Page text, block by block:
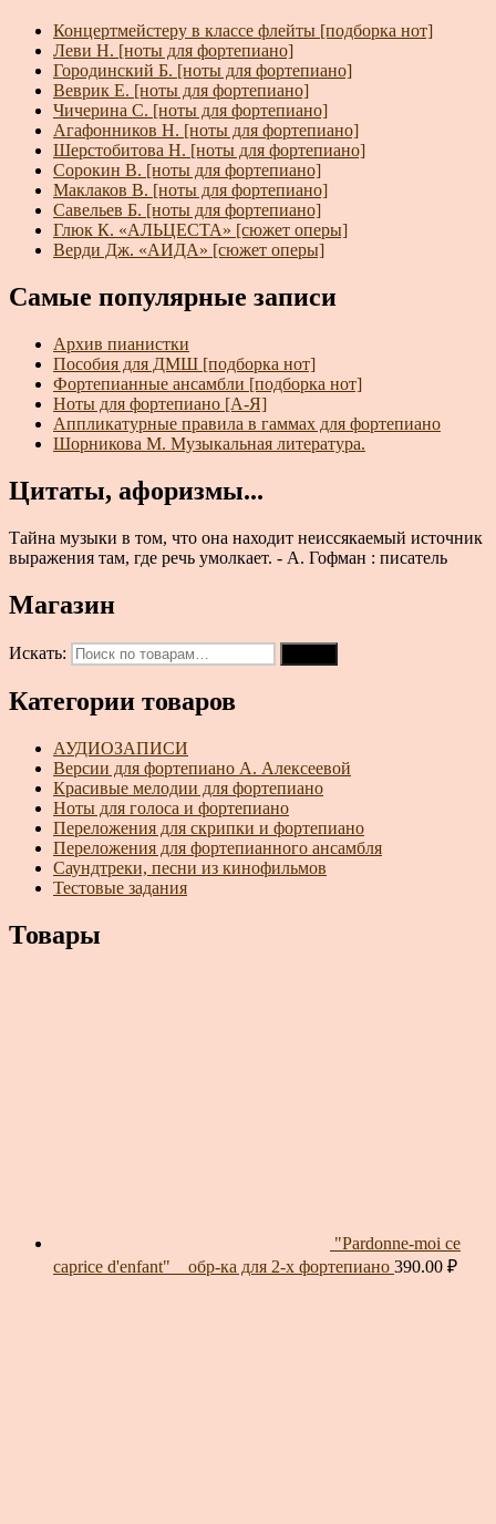
Концертмейстеру в классе флейты [подборка нот]
Леви Н. [ноты для фортепиано]
Городинский Б. [ноты для фортепиано]
Веврик Е. [ноты для фортепиано]
Чичерина С. [ноты для фортепиано]
Агафонников Н. [ноты для фортепиано]
Шерстобитова Н. [ноты для фортепиано]
Сорокин В. [ноты для фортепиано]
Маклаков В. [ноты для фортепиано]
Савельев Б. [ноты для фортепиано]
Глюк К. «АЛЬЦЕСТА» [сюжет оперы]
Верди Дж. «АИДА» [сюжет оперы]
Самые популярные записи
Архив пианистки
Пособия для ДМШ [подборка нот]
Фортепианные ансамбли [подборка нот]
Ноты для фортепиано [А-Я]
Аппликатурные правила в гаммах для фортепиано
Шорникова М. Музыкальная литература.
Цитаты, афоризмы...
Тайна музыки в том, что она находит неиссякаемый источник
выражения там, где речь умолкает. - А. Гофман : писатель
Магазин
Искать:
Категории товаров
АУДИОЗАПИСИ
Версии для фортепиано А. Алексеевой
Красивые мелодии для фортепиано
Ноты для голоса и фортепиано
Переложения для скрипки и фортепиано
Переложения для фортепианного ансамбля
Саундтреки, песни из кинофильмов
Тестовые задания
Товары
"Pardonne-moi ce
caprice d'enfant" _ обр-ка для 2-х фортепиано 390.00 ₽